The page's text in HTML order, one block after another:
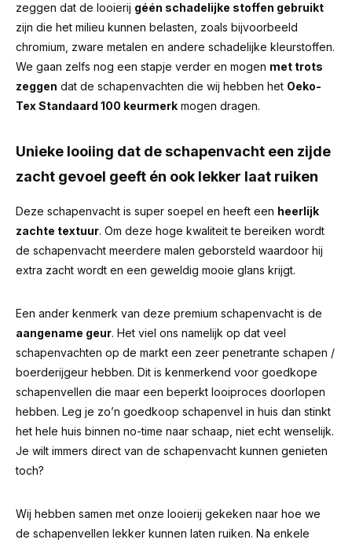
zeggen dat de looierij géén schadelijke stoffen gebruikt
zijn die het milieu kunnen belasten, zoals bijvoorbeeld
chromium, zware metalen en andere schadelijke kleurstoffen.
We gaan zelfs nog een stapje verder en mogen met trots
zeggen dat de schapenvachten die wij hebben het Oeko-
Tex Standaard 100 keurmerk mogen dragen.
Unieke looiing dat de schapenvacht een zijde
zacht gevoel geeft én ook lekker laat ruiken
Deze schapenvacht is super soepel en heeft een heerlijk
zachte textuur. Om deze hoge kwaliteit te bereiken wordt
de schapenvacht meerdere malen geborsteld waardoor hij
extra zacht wordt en een geweldig mooie glans krijgt.
Een ander kenmerk van deze premium schapenvacht is de
aangename geur. Het viel ons namelijk op dat veel
schapenvachten op de markt een zeer penetrante schapen /
boerderijgeur hebben. Dit is kenmerkend voor goedkope
schapenvellen die maar een beperkt looiproces doorlopen
hebben. Leg je zo’n goedkoop schapenvel in huis dan stinkt
het hele huis binnen no-time naar schaap, niet echt wenselijk.
Je wilt immers direct van de schapenvacht kunnen genieten
toch?
Wij hebben samen met onze looierij gekeken naar hoe we
de schapenvellen lekker kunnen laten ruiken. Na enkele